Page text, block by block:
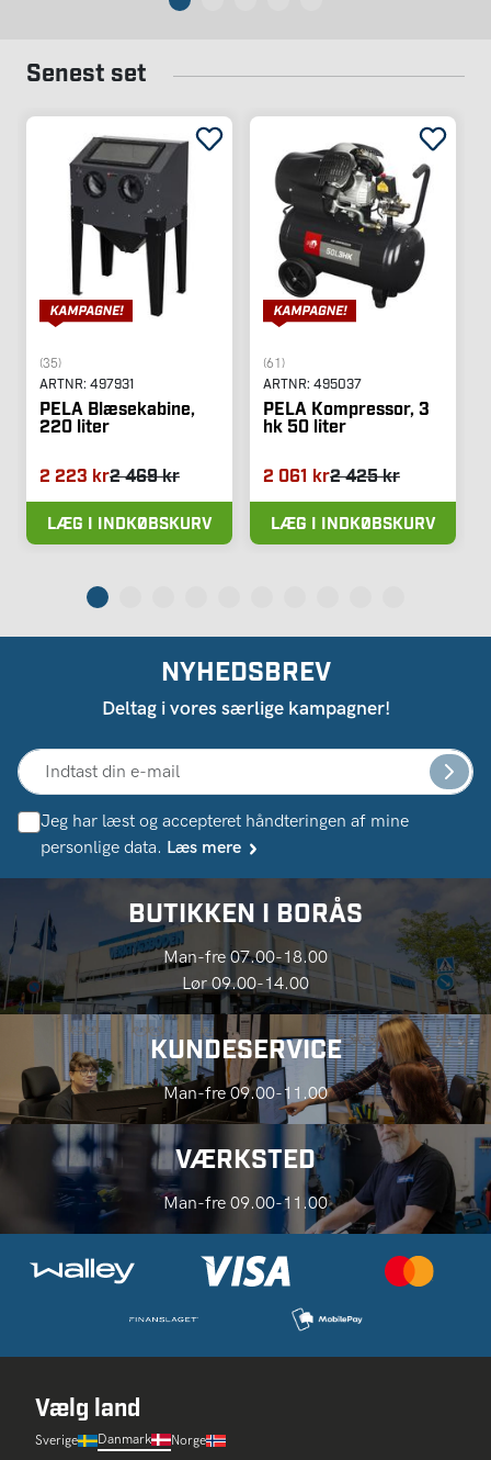
Senest set
(35)
ARTNR: 497931
PELA Blæsekabine,
220 liter
2 223 kr2 469 kr
LÆG I INDKØBSKURV
(61)
ARTNR: 495037
PELA Kompressor, 3
hk 50 liter
2 061 kr2 425 kr
LÆG I INDKØBSKURV
NYHEDSBREV
Deltag i vores særlige kampagner!
Jeg har læst og accepteret håndteringen af ​​mine
personlige data. Læs mere
BUTIKKEN I BORÅS
Man-fre 07.00-18.00
Lør 09.00-14.00
KUNDESERVICE
Man-fre 09.00-11.00
VÆRKSTED
Man-fre 09.00-11.00
Vælg land
Sverige Danmark Norge